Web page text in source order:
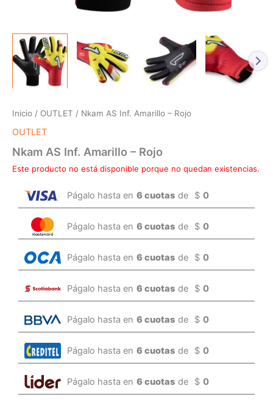
Inicio / OUTLET / Nkam AS Inf. Amarillo – Rojo
OUTLET
Nkam AS Inf. Amarillo – Rojo
Este producto no está disponible porque no quedan existencias.
Págalo hasta en 6 cuotas de $ 0
Págalo hasta en 6 cuotas de $ 0
Págalo hasta en 6 cuotas de $ 0
Págalo hasta en 6 cuotas de $ 0
Págalo hasta en 6 cuotas de $ 0
Págalo hasta en 6 cuotas de $ 0
Págalo hasta en 6 cuotas de $ 0